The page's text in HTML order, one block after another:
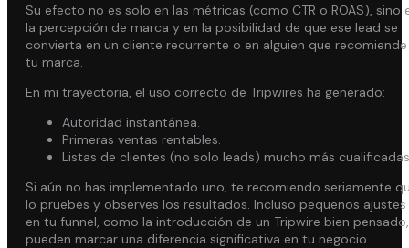
Su efecto no es solo en las métricas (como CTR o ROAS), sino
la percepción de marca y en la posibilidad de que ese lead se
convierta en un cliente recurrente o en alguien que recomiende
tu marca.
En mi trayectoria, el uso correcto de Tripwires ha generado:
Autoridad instantánea.
Primeras ventas rentables.
Listas de clientes (no solo leads) mucho más
Si aún no has implementado uno, te recomiendo seriamente
lo pruebes y observes los resultados. Incluso pequeños ajustes
en tu funnel, como la introducción de un Tripwire bien pensado,
pueden marcar una diferencia significativa en tu negocio.